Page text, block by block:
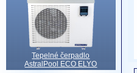
Tepelné čerpadlo
AstralPool ECO ELYO